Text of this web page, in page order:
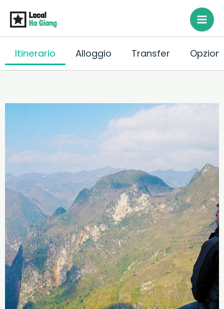
contenuto
Itinerario
Alloggio Transfer Opzioni